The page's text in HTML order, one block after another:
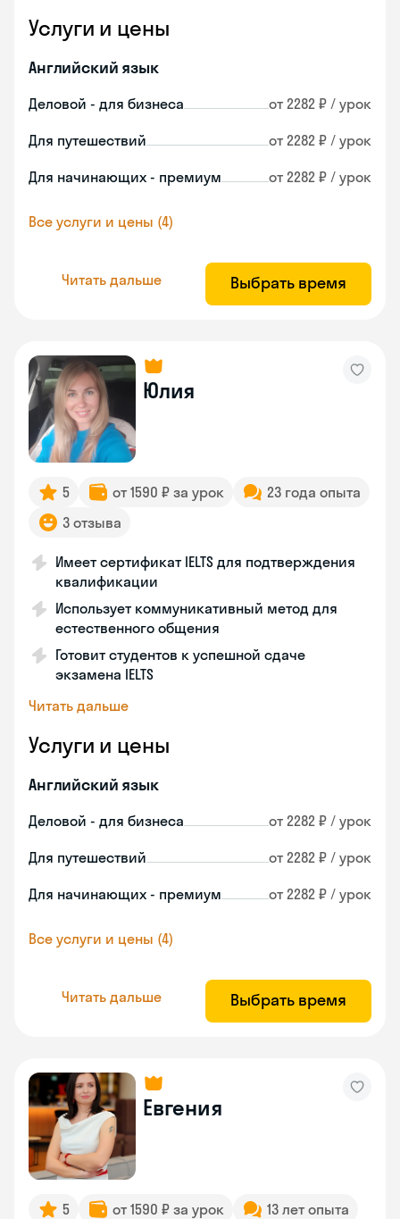
Услуги и цены
Английский язык
Деловой - для бизнеса от 2282 ₽ / урок
Для путешествий от 2282 ₽ / урок
Для начинающих - премиум от 2282 ₽ / урок
Все услуги и цены (4)
Читать дальше Выбрать время
Юлия
5 от 1590 ₽ за урок
23 года опыта
3 отзыва
Имеет сертификат IELTS для подтверждения
квалификации
Использует коммуникативный метод для
естественного общения
Готовит студентов к успешной сдаче
экзамена IELTS
Читать дальше
Услуги и цены
Английский язык
Деловой - для бизнеса от 2282 ₽ / урок
Для путешествий от 2282 ₽ / урок
Для начинающих - премиум от 2282 ₽ / урок
Все услуги и цены (4)
Читать дальше Выбрать время
Евгения
5 от 1590 ₽ за урок
13 лет опыта